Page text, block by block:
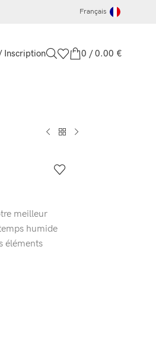
Français
Inscription 0 / 0.00 €
meilleur
humide
éléments